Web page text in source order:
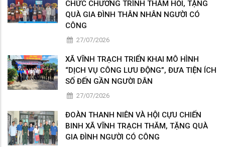
CHỨC CHƯƠNG TRÌNH THĂM HỎI, TẶNG
QUÀ GIA ĐÌNH THÂN NHÂN NGƯỜI CÓ
CÔNG
27/07/2026
XÃ VĨNH TRẠCH TRIỂN KHAI MÔ HÌNH
“DỊCH VỤ CÔNG LƯU ĐỘNG”, ĐƯA TIỆN ÍCH
SỐ ĐẾN GẦN NGƯỜI DÂN
27/07/2026
ĐOÀN THANH NIÊN VÀ HỘI CỰU CHIẾN
BINH XÃ VĨNH TRẠCH THĂM, TẶNG QUÀ
GIA ĐÌNH NGƯỜI CÓ CÔNG